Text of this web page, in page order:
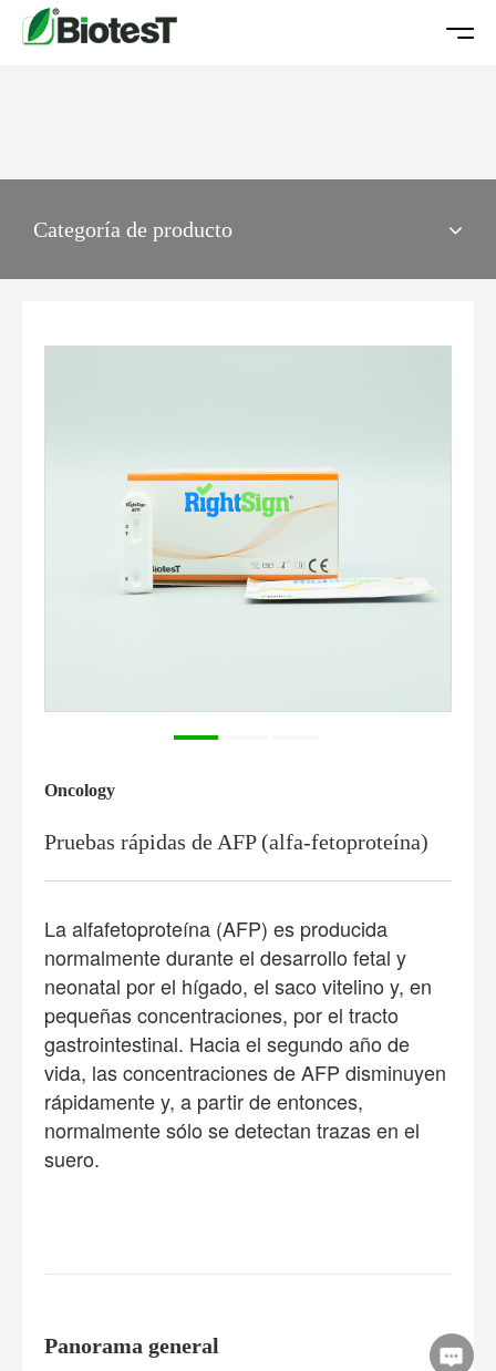
Categoría de producto
Oncology
Pruebas rápidas de AFP (alfa-fetoproteína)
La alfafetoproteína (AFP) es producida
normalmente durante el desarrollo fetal y
neonatal por el hígado, el saco vitelino y, en
pequeñas concentraciones, por el tracto
gastrointestinal. Hacia el segundo año de
vida, las concentraciones de AFP disminuyen
rápidamente y, a partir de entonces,
normalmente sólo se detectan trazas en el
suero.
Panorama general